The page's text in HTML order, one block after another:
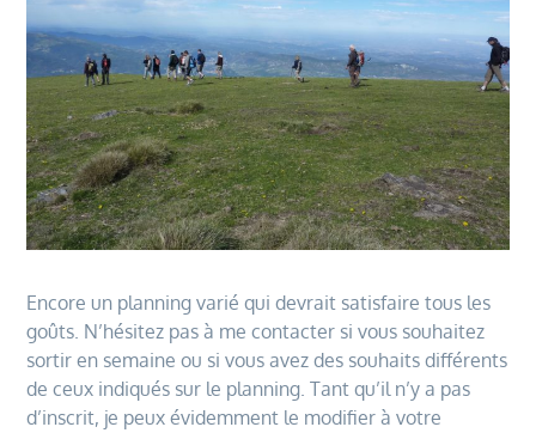
Encore un planning varié qui devrait satisfaire tous les
goûts. N’hésitez pas à me contacter si vous souhaitez
sortir en semaine ou si vous avez des souhaits différents
de ceux indiqués sur le planning. Tant qu’il n’y a pas
d’inscrit, je peux évidemment le modifier à votre